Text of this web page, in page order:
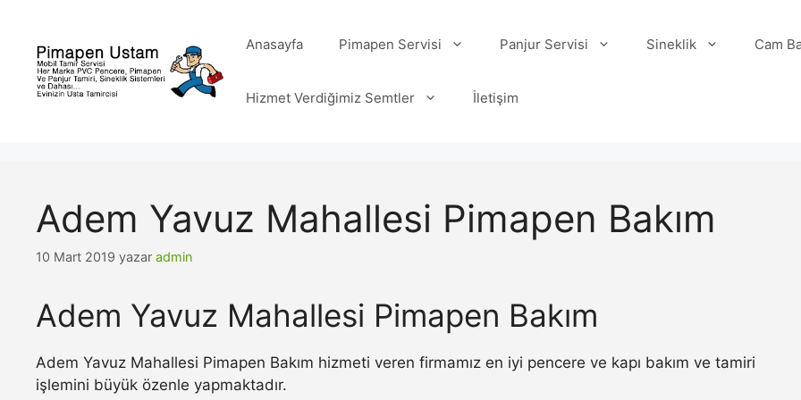
Anasayfa Pimapen Servisi Panjur Servisi Sineklik Cam
Hizmet Verdiğimiz Semtler İletişim
Adem Yavuz Mahallesi Pimapen Bakım
10 Mart 2019 yazar admin
Adem Yavuz Mahallesi Pimapen Bakım
Adem Yavuz Mahallesi Pimapen Bakım hizmeti veren firmamız en iyi pencere ve kapı bakım ve tamiri
işlemini büyük özenle yapmaktadır.